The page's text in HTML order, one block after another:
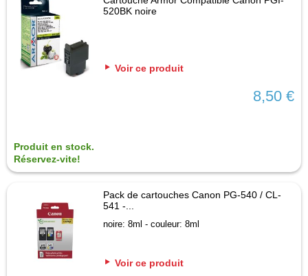
520BK noire
Voir ce produit
8,50 €
Produit en stock.
Réservez-vite!
Pack de cartouches Canon PG-540 / CL-
541 -...
noire: 8ml - couleur: 8ml
Voir ce produit